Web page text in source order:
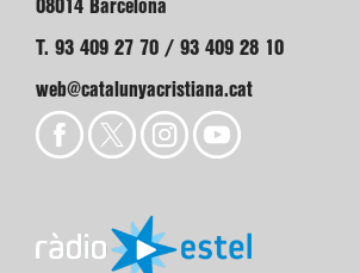
08014 Barcelona
T. 93 409 27 70 / 93 409 28 10
web@catalunyacristiana.cat